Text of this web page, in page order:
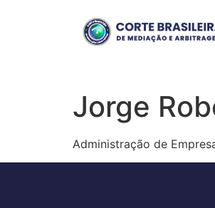
Jorge
Administração de